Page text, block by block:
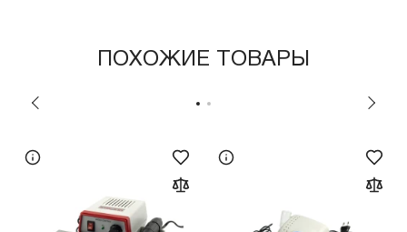
ПОХОЖИЕ ТОВАРЫ